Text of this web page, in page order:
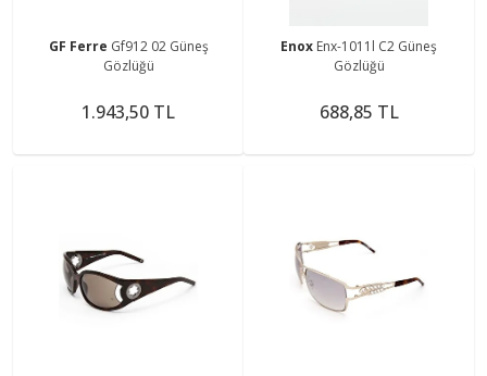
GF Ferre Gf912 02 Güneş
Gözlüğü
1.943,50 TL
Enox Enx-1011l C2 Güneş
Gözlüğü
688,85 TL